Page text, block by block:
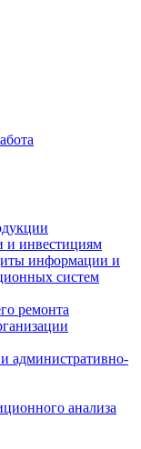
и инвестициям
информации и
систем
ремонта
административно-
анализа